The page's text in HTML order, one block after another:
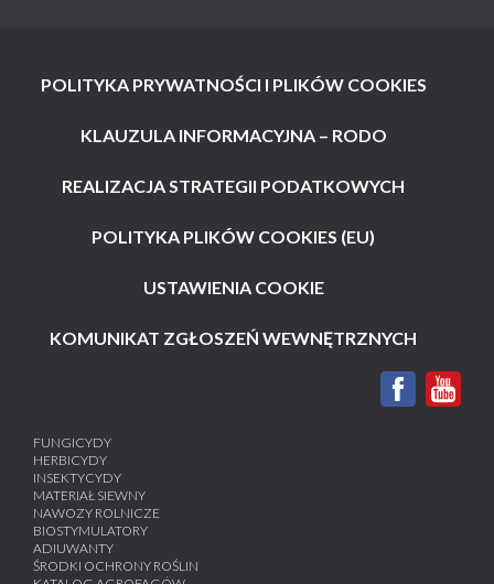
POLITYKA PRYWATNOŚCI I PLIKÓW COOKIES
KLAUZULA INFORMACYJNA – RODO
REALIZACJA STRATEGII PODATKOWYCH
POLITYKA PLIKÓW COOKIES (EU)
USTAWIENIA COOKIE
KOMUNIKAT ZGŁOSZEŃ WEWNĘTRZNYCH
FUNGICYDY
HERBICYDY
INSEKTYCYDY
MATERIAŁ SIEWNY
NAWOZY ROLNICZE
BIOSTYMULATORY
ADIUWANTY
ŚRODKI OCHRONY ROŚLIN